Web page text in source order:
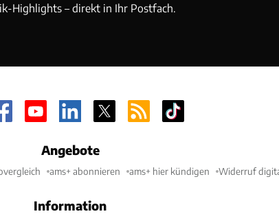
Highlights – direkt in Ihr Postfach.
Angebote
ams+ abonnieren ams+ hier kündigen Widerruf
Information